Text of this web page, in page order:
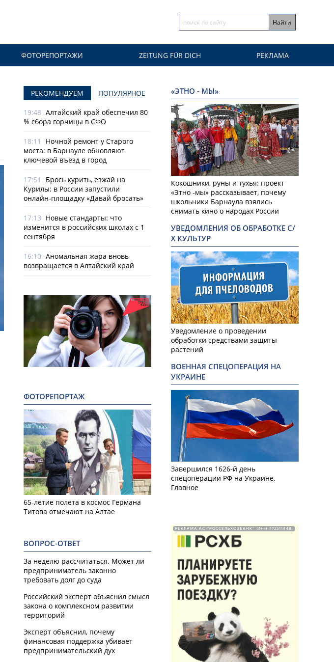
ФОТОРЕПОРТАЖИ ZEITUNG FÜR DICH РЕКЛАМА
РЕКОМЕНДУЕМ ПОПУЛЯРНОЕ
19:48 Алтайский край обеспечил 80
% сбора горчицы в СФО
18:11
Ночной ремонт у Старого
моста: в Барнауле обновляют
ключевой въезд в город
17:51
Брось курить, езжай на
Курилы: в России запустили
онлайн-­площадку «Давай бросать»
17:13 Новые стандарты: что
изменится в российских школах с 1
сентября
16:10 Аномальная жара вновь
возвращается в Алтайский край
ФОТОРЕПОРТАЖ
65-летие полета в космос Германа
Титова отмечают на Алтае
ВОПРОС-ОТВЕТ
За неделю рассчитаться. Может ли
предприниматель законно
требовать долг до суда
Российский эксперт объяснил смысл
закона о комплексном развитии
территорий
Эксперт объяснил, почему
финансовая поддержка убивает
предпринимательский дух
«ЭТНО - МЫ»
Кокошники, руны и тухья: проект
«Этно -мы» рассказывает, почему
школьники Барнаула взялись
снимать кино о народах России
УВЕДОМЛЕНИЯ ОБ ОБРАБОТКЕ С/
Х КУЛЬТУР
Уведомление о проведении
обработки средствами защиты
растений
ВОЕННАЯ СПЕЦОПЕРАЦИЯ НА
УКРАИНЕ
Завершился 1626-й день
спецоперации РФ на Украине.
Главное
РЕКЛАМА АО "РОССЕЛЬХОЗБАНК". ИНН 772511448.